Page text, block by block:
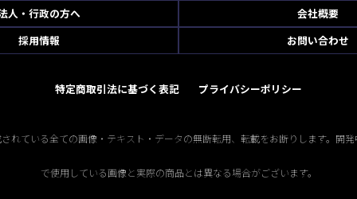
人・行政の方へ
会社概要
採用情報
お問い合わせ
特定商取引法に基づく表記 プライバシーポリシー
れている全ての画像・テキスト・データの無断転用、転載をお断りします。開
で使用している画像と実際の商品とは異なる場合がございます。